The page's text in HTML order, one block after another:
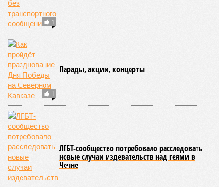
преступности зафиксирован в трёх федеральных округах.
В Северо-Западном федеральном округе количество таких
правонарушителей выросло с 937 до 1,1 тысячи, в
Приволжском – с 2,2 до 2,3 тысячи, а в Центральном – с 1,8
до 2 тысяч человек.
В то же время в Дальневосточном и Уральском
федеральных округах ведомство зафиксировало снижение
показателя – до 1,1 тысячи в каждом из этих
макрорегионов.
Ранее сообщалось, что по итогам 2025 года Кабардино-
Балкарская Республика относилась к числу наиболее
благополучных субъектов Федерации: там на 10 тысяч
жителей приходилось в среднем 69,2 преступления, и с
таким показателем регион входил в пятёрку субъектов РФ
с самой низкой преступностью. Нынешний же трёхкратный
всплеск подростковой криминальной активности на этом